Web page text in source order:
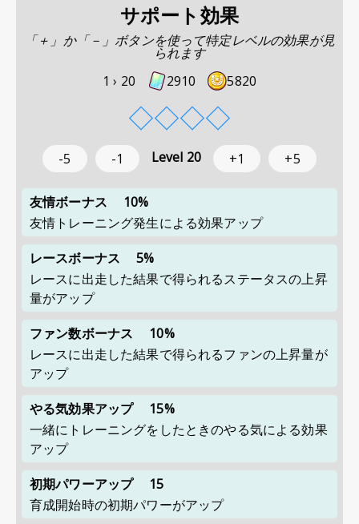
サポート効果
「＋」か「－」ボタンを使って特定レベルの効果が見
られます
1 › 20 2910 5820
◇◇◇◇
-5 -1 Level 20 +1 +5
友情ボーナス
10%
友情トレーニング発生による効果アップ
レースボーナス
5%
レースに出走した結果で得られるステータスの上昇
量がアップ
ファン数ボーナス
10%
レースに出走した結果で得られるファンの上昇量が
アップ
やる気効果アップ
15%
一緒にトレーニングをしたときのやる気による効果
アップ
初期パワーアップ
15
育成開始時の初期パワーがアップ